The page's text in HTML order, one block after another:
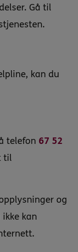
Gå til
kan du
telefon 67 52
til
og
kan